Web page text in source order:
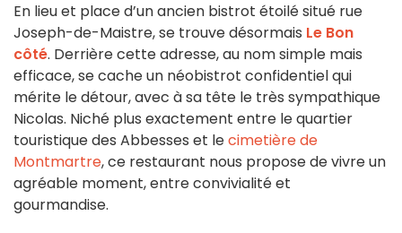
En lieu et place d’un ancien bistrot étoilé situé rue
Joseph-de-Maistre, se trouve désormais Le Bon
côté. Derrière cette adresse, au nom simple mais
efficace, se cache un néobistrot confidentiel qui
mérite le détour, avec à sa tête le très sympathique
Nicolas. Niché plus exactement entre le quartier
touristique des Abbesses et lecimetière de
Montmartre, ce restaurant nous propose de vivre un
agréable moment, entre convivialité et
gourmandise.